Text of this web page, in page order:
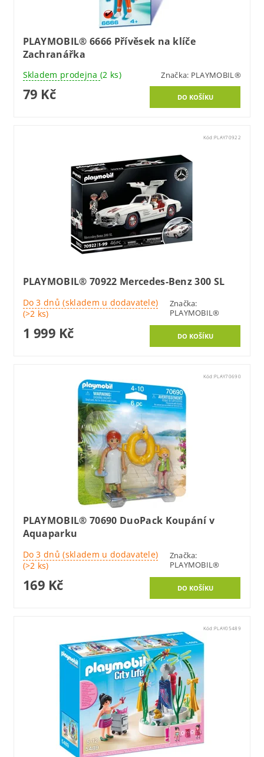
PLAYMOBIL® 6666 Přívěsek na klíče
Zachranářka
Skladem prodejna (2 ks) Značka: PLAYMOBIL®
79 Kč
Kód:PLAY70922
PLAYMOBIL® 70922 Mercedes-Benz 300 SL
Do 3 dnů (skladem u dodavatele)
(>2 ks)
Značka:
PLAYMOBIL®
1 999 Kč
Kód:PLAY70690
PLAYMOBIL® 70690 DuoPack Koupání v
Aquaparku
Do 3 dnů (skladem u dodavatele)
(>2 ks)
Značka:
PLAYMOBIL®
169 Kč
Kód:PLAY05489